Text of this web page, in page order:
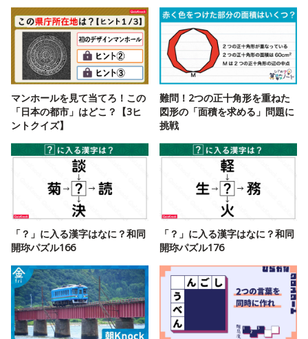
マンホールを見て当てろ！この
「日本の都市」はどこ？【3ヒ
ントクイズ】
難問！2つの正十角形を重ねた
図形の「面積を求める」問題に
挑戦
「？」に入る漢字はなに？和同
開珎パズル166
「？」に入る漢字はなに？和同
開珎パズル176